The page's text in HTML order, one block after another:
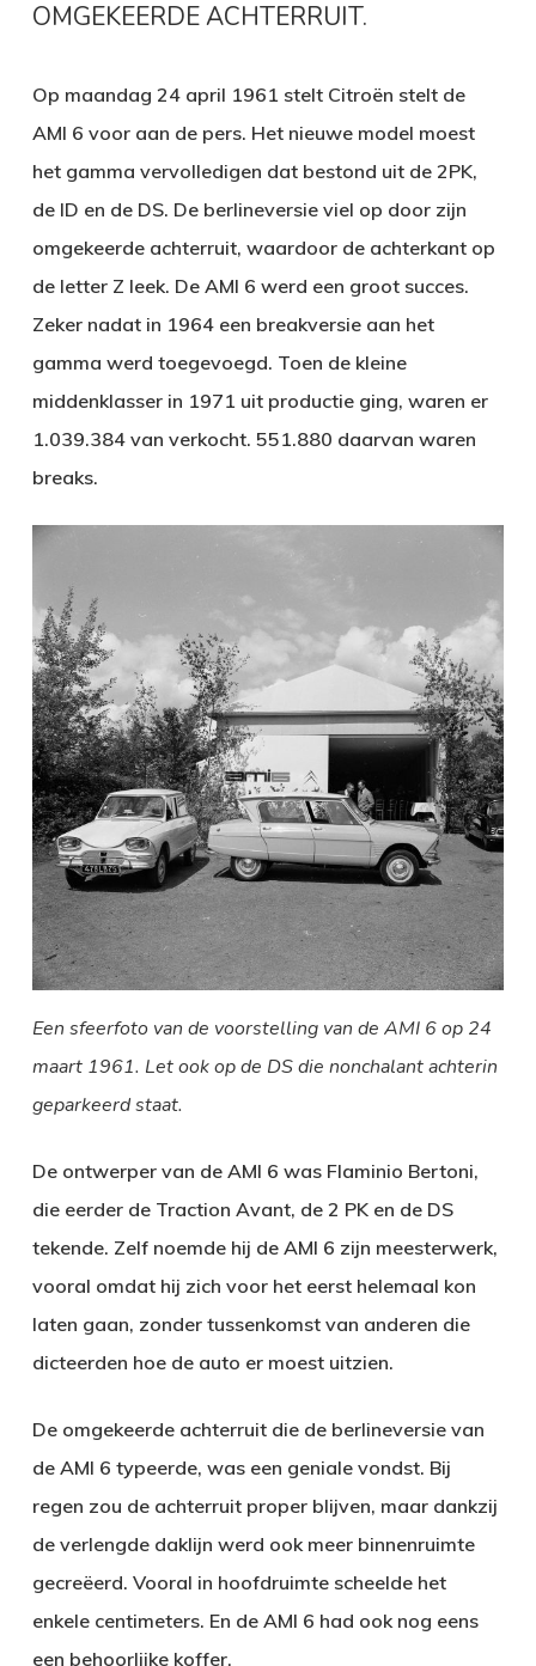
OMGEKEERDE ACHTERRUIT.
Op maandag 24 april 1961 stelt Citroën stelt de
AMI 6 voor aan de pers. Het nieuwe model moest
het gamma vervolledigen dat bestond uit de 2PK,
de ID en de DS. De berlineversie viel op door zijn
omgekeerde achterruit, waardoor de achterkant op
de letter Z leek. De AMI 6 werd een groot succes.
Zeker nadat in 1964 een breakversie aan het
gamma werd toegevoegd. Toen de kleine
middenklasser in 1971 uit productie ging, waren er
1.039.384 van verkocht. 551.880 daarvan waren
breaks.
Een sfeerfoto van de voorstelling van de AMI 6 op 24
maart 1961. Let ook op de DS die nonchalant achterin
geparkeerd staat.
De ontwerper van de AMI 6 was Flaminio Bertoni,
die eerder de Traction Avant, de 2 PK en de DS
tekende. Zelf noemde hij de AMI 6 zijn meesterwerk,
vooral omdat hij zich voor het eerst helemaal kon
laten gaan, zonder tussenkomst van anderen die
dicteerden hoe de auto er moest uitzien.
De omgekeerde achterruit die de berlineversie van
de AMI 6 typeerde, was een geniale vondst. Bij
regen zou de achterruit proper blijven, maar dankzij
de verlengde daklijn werd ook meer binnenruimte
gecreëerd. Vooral in hoofdruimte scheelde het
enkele centimeters. En de AMI 6 had ook nog eens
een behoorlijke koffer.